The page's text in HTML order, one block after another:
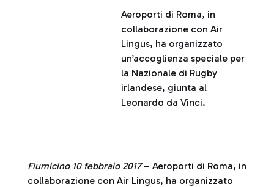
Aeroporti di Roma, in
collaborazione con Air
Lingus, ha organizzato
un’accoglienza speciale per
la Nazionale di Rugby
irlandese, giunta al
Leonardo da Vinci.
Fiumicino 10 febbraio 2017– Aeroporti di Roma, in
collaborazione con Air Lingus, ha organizzato